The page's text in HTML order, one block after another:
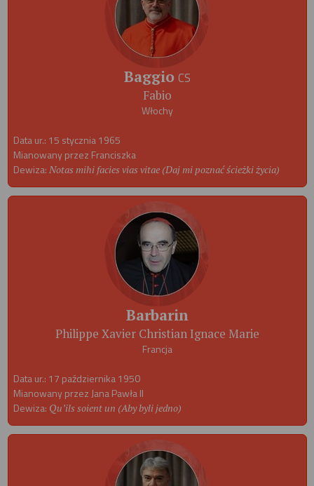
Baggio CS
Fabio
Włochy
Data ur.: 15 stycznia 1965
Mianowany przez Franciszka
Dewiza: Notas mihi facies vias vitae (Daj mi poznać ścieżki życia)
Barbarin
Philippe Xavier Christian Ignace Marie
Francja
Data ur.: 17 października 1950
Mianowany przez Jana Pawła II
Dewiza: Qu’ils soient un (Aby byli jedno)